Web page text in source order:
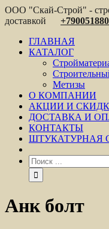
ООО "Скай-Строй" -
доставкой
ГЛАВНАЯ
КАТАЛОГ
Метизы
О КОМПАНИИ
АКЦИИ И
ДОСТАВКА И
КОНТАКТЫ
ШТУКАТУРНАЯ
Анк болт